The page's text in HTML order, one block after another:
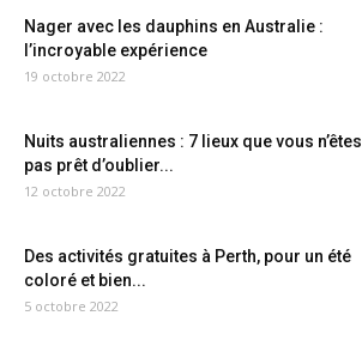
Nager avec les dauphins en Australie :
l’incroyable expérience
19 octobre 2022
Nuits australiennes : 7 lieux que vous n’êtes
pas prêt d’oublier...
12 octobre 2022
Des activités gratuites à Perth, pour un été
coloré et bien...
5 octobre 2022